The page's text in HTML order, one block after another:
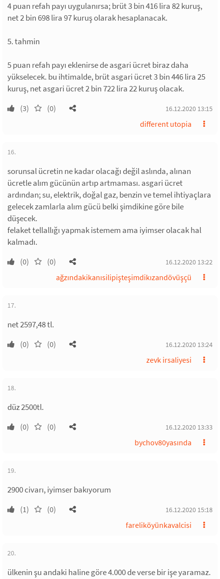
4 puan refah payı uygulanırsa; brüt 3 bin 416 lira 82 kuruş,
net 2 bin 698 lira 97 kuruş olarak hesaplanacak.
5. tahmin
5 puan refah payı eklenirse de asgari ücret biraz daha
yükselecek. bu ihtimalde, brüt asgari ücret 3 bin 446 lira 25
kuruş, net asgari ücret 2 bin 722 lira 22 kuruş olacak.
(3) (0) 16.12.2020 13:15
different utopia
16.
sorunsal ücretin ne kadar olacağı değil aslında, alınan
ücretle alım gücünün artıp artmaması. asgari ücret
ardından; su, elektrik, doğal gaz, benzin ve temel ihtiyaçlara
gelecek zamlarla alım gücü belki şimdikine göre bile
düşecek.
felaket tellallığı yapmak istemem ama iyimser olacak hal
kalmadı.
(0) (0) 16.12.2020 13:22
ağzındakikanısilipişteşimdikızandövüşçü
17.
net 2597,48 tl.
(0) (0) 16.12.2020 13:24
zevk irsaliyesi
18.
düz 2500tl.
(0) (0) 16.12.2020 13:33
bychov80yasında
19.
2900 civarı, iyimser bakıyorum
(1) (0) 16.12.2020 15:18
fareliköyünkavalcisi
20.
ülkenin şu andaki haline göre 4.000 de verse bir işe yaramaz.